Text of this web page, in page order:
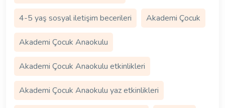
4-5 yaş sosyal iletişim becerileri Akademi Çocuk
Akademi Çocuk Anaokulu
Akademi Çocuk Anaokulu etkinlikleri
Akademi Çocuk Anaokulu yaz etkinlikleri